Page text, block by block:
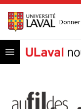
Donner
Open menu